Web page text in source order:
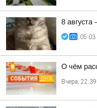
8
05:03
О чём
Вчера, 22:39